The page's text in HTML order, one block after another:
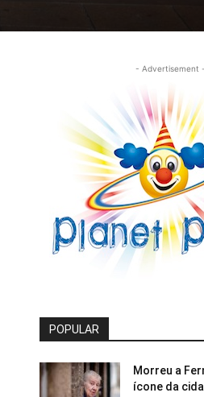
- Advertisement -
POPULAR
Morreu a
ícone da